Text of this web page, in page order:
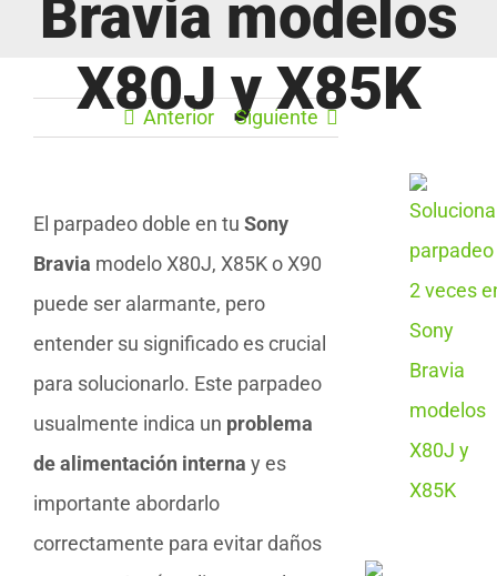
Bravia modelos
X80J y X85K
Anterior Siguiente
El parpadeo doble en tu Sony
Bravia modelo X80J, X85K o X90
puede ser alarmante, pero
entender su significado es crucial
para solucionarlo. Este parpadeo
usualmente indica un problema
de alimentación interna y es
importante abordarlo
correctamente para evitar daños